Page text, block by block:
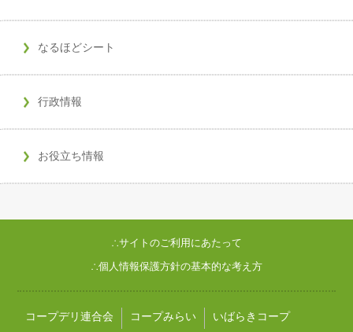
なるほどシート
行政情報
お役立ち情報
∴サイトのご利用にあたって
∴個人情報保護方針の基本的な考え方
コープデリ連合会 コープみらい いばらきコープ